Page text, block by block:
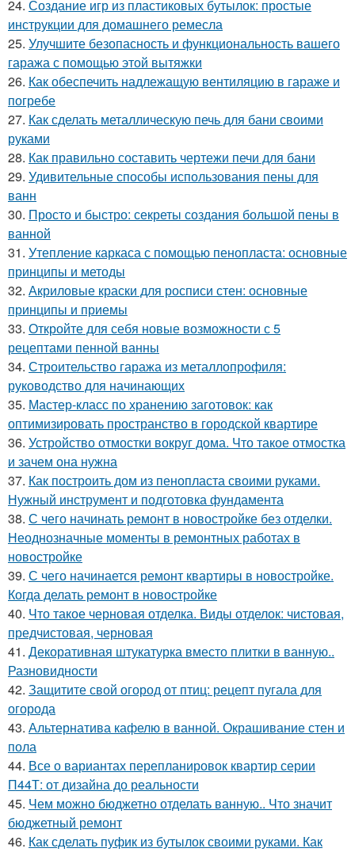
24. Создание игр из пластиковых бутылок: простые
инструкции для домашнего ремесла
25. Улучшите безопасность и функциональность вашего
гаража с помощью этой вытяжки
26. Как обеспечить надлежащую вентиляцию в гараже и
погребе
27. Как сделать металлическую печь для бани своими
руками
28. Как правильно составить чертежи печи для бани
29. Удивительные способы использования пены для
ванн
30. Просто и быстро: секреты создания большой пены в
ванной
31. Утепление каркаса с помощью пенопласта: основные
принципы и методы
32. Акриловые краски для росписи стен: основные
принципы и приемы
33. Откройте для себя новые возможности с 5
рецептами пенной ванны
34. Строительство гаража из металлопрофиля:
руководство для начинающих
35. Мастер-класс по хранению заготовок: как
оптимизировать пространство в городской квартире
36. Устройство отмостки вокруг дома. Что такое отмостка
и зачем она нужна
37. Как построить дом из пенопласта своими руками.
Нужный инструмент и подготовка фундамента
38. С чего начинать ремонт в новостройке без отделки.
Неоднозначные моменты в ремонтных работах в
новостройке
39. С чего начинается ремонт квартиры в новостройке.
Когда делать ремонт в новостройке
40. Что такое черновая отделка. Виды отделок: чистовая,
предчистовая, черновая
41. Декоративная штукатурка вместо плитки в ванную..
Разновидности
42. Защитите свой огород от птиц: рецепт пугала для
огорода
43. Альтернатива кафелю в ванной. Окрашивание стен и
пола
44. Все о вариантах перепланировок квартир серии
П44Т: от дизайна до реальности
45. Чем можно бюджетно отделать ванную.. Что значит
бюджетный ремонт
46. Как сделать пуфик из бутылок своими руками. Как